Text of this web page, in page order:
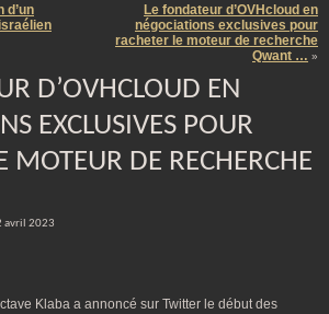
d’un
Le fondateur d’OVHcloud en
négociations exclusives pour
racheter le moteur de recherche
Qwant … »
D’OVHCLOUD EN
EXCLUSIVES POUR
MOTEUR DE RECHERCHE
avril 2023
Klaba a annoncé sur Twitter le début des